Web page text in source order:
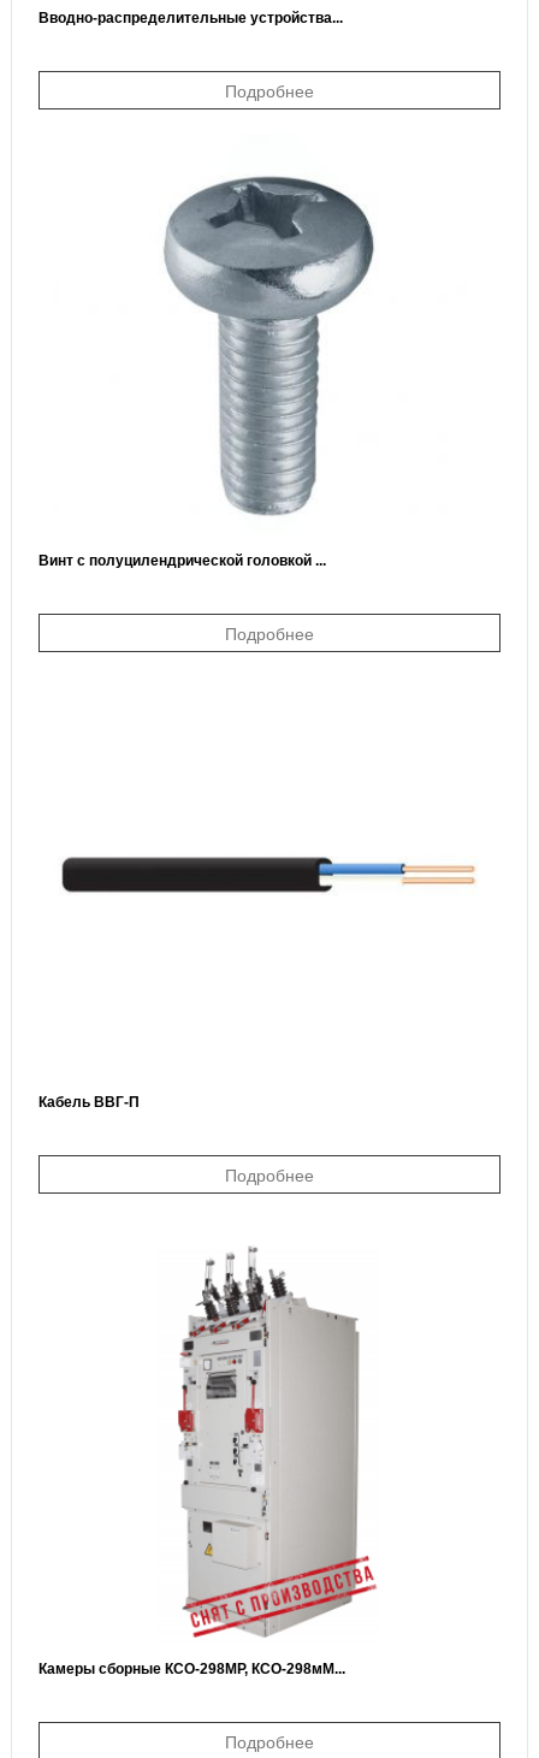
Вводно-распределительные устройства...
Подробнее
Винт с полуцилендрической головкой ...
Подробнее
Кабель ВВГ-П
Подробнее
Камеры сборные КСО-298МР, КСО-298мМ...
Подробнее